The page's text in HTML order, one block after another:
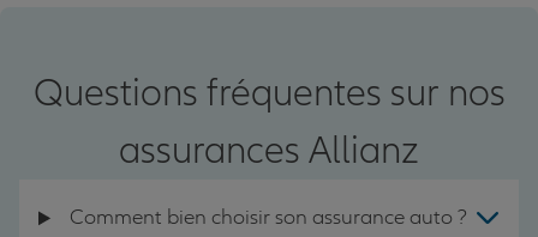
Questions fréquentes sur nos
assurances Allianz
Comment bien choisir son assurance auto ?